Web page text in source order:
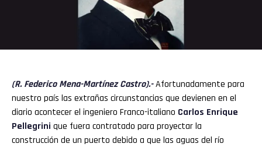
(R. Federico Mena-Martínez Castro).-Afortunadamente para
nuestro país las extrañas circunstancias que devienen en el
diario acontecer el ingeniero Franco-italiano Carlos Enrique
Pellegrini que fuera contratado para proyectar la
construcción de un puerto debido a que las aguas del río